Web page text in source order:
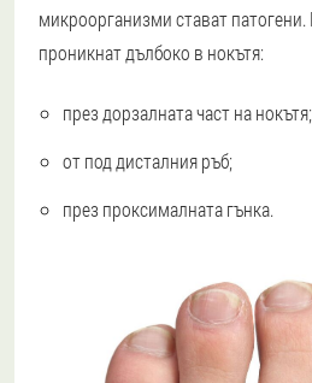
микроорганизми стават
проникнат дълбоко в нокътя:
през дорзалната част на нокътя;
от под дисталния ръб;
през проксималната гънка.